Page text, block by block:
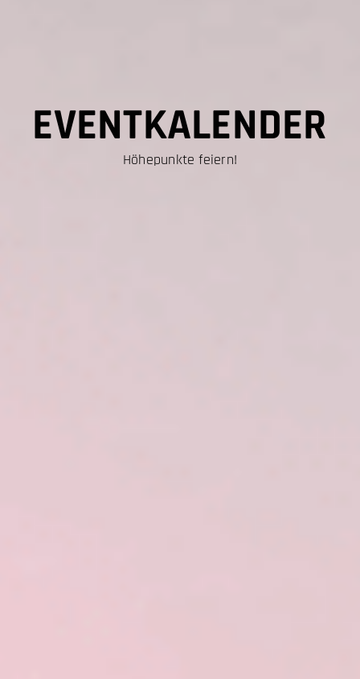
EVENTKALENDER
Höhepunkte feiern!